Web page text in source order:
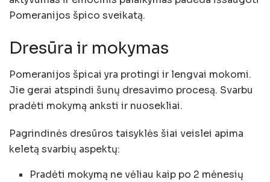
Pomeranijos špico sveikatą.
Dresūra ir mokymas
Pomeranijos špicai yra protingi ir lengvai mokomi.
Jie gerai atspindi šunų dresavimo procesą. Svarbu
pradėti mokymą anksti ir nuosekliai.
Pagrindinės dresūros taisyklės šiai veislei apima
keletą svarbių aspektų:
Pradėti mokymą ne vėliau kaip po 2 mėnesių